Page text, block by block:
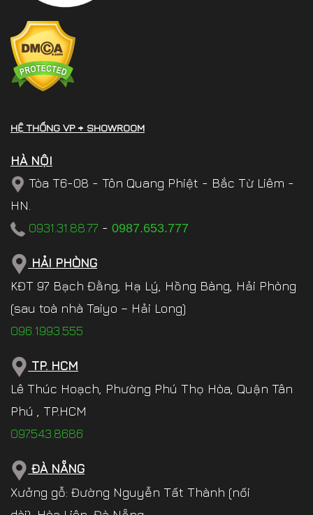
HỆ THỐNG VP + SHOWROOM
HÀ NỘI
Tòa T6-08 - Tôn Quang Phiệt - Bắc Từ Liêm -
HN.
0931.31.88.77 - 0987.653.777
HẢI PHÒNG
KĐT 97 Bạch Đằng, Hạ Lý, Hồng Bàng, Hải Phòng
(sau toà nhà Taiyo – Hải Long)
096.1993.555
TP. HCM
Lê Thúc Hoạch, Phường Phú Thọ Hòa, Quận Tân
Phú , TP.HCM
097.543.8686
ĐÀ NẴNG
Xưởng gỗ: Đường Nguyễn Tất Thành (nối